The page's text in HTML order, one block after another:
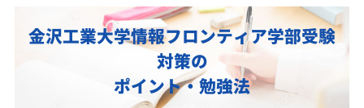
金沢工業大学情報フロンティア学部に合格する為の
勉強法・金沢工業大学情報フロンティア学部に強く
て安い予備校、専門塾をお探しなら
独学で失敗しない金沢工業大学情報フロンティア学部受
験勉強法
金沢工業大学情報フロンティア学部受験
対策の
ポイント・勉強法